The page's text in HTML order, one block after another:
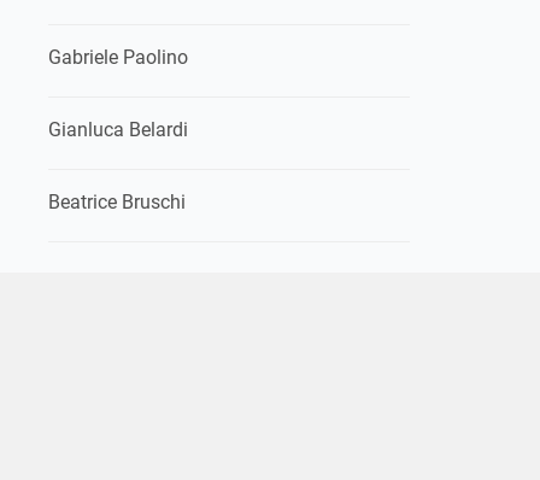
Gabriele Paolino
Gianluca Belardi
Beatrice Bruschi